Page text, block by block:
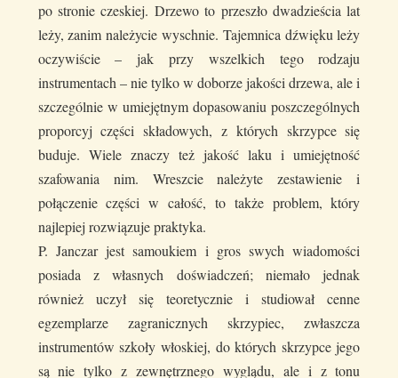
po stronie czeskiej. Drzewo to przeszło dwadzieścia lat
leży, zanim należycie wyschnie. Tajemnica dźwięku leży
oczywiście – jak przy wszelkich tego rodzaju
instrumentach – nie tylko w doborze jakości drzewa, ale i
szczególnie w umiejętnym dopasowaniu poszczególnych
proporcyj części składowych, z których skrzypce się
buduje. Wiele znaczy też jakość laku i umiejętność
szafowania nim. Wreszcie należyte zestawienie i
połączenie części w całość, to także problem, który
najlepiej rozwiązuje praktyka.
P. Janczar jest samoukiem i gros swych wiadomości
posiada z własnych doświadczeń; niemało jednak
również uczył się teoretycznie i studiował cenne
egzemplarze zagranicznych skrzypiec, zwłaszcza
instrumentów szkoły włoskiej, do których skrzypce jego
są nie tylko z zewnętrznego wyglądu, ale i z tonu